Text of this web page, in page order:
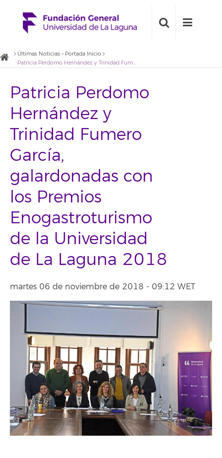
Últimas Noticias – Portada Inicio
Patricia Perdomo Hernández y Trinidad Fumero García, galardonadas con los Premios Enogastroturismo de la Universidad de La Laguna 2018
Patricia Perdomo
Hernández y
Trinidad Fumero
García,
galardonadas con
los Premios
Enogastroturismo
de la Universidad
de La Laguna 2018
martes 06 de noviembre de 2018 - 09:12 WET